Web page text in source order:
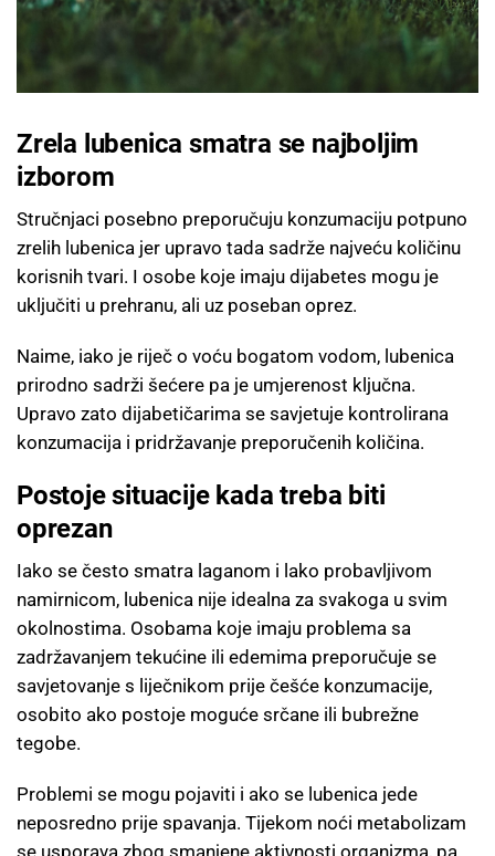
Zrela lubenica smatra se najboljim
izborom
Stručnjaci posebno preporučuju konzumaciju potpuno
zrelih lubenica jer upravo tada sadrže najveću količinu
korisnih tvari. I osobe koje imaju dijabetes mogu je
uključiti u prehranu, ali uz poseban oprez.
Naime, iako je riječ o voću bogatom vodom, lubenica
prirodno sadrži šećere pa je umjerenost ključna.
Upravo zato dijabetičarima se savjetuje kontrolirana
konzumacija i pridržavanje preporučenih količina.
Postoje situacije kada treba biti
oprezan
Iako se često smatra laganom i lako probavljivom
namirnicom, lubenica nije idealna za svakoga u svim
okolnostima. Osobama koje imaju problema sa
zadržavanjem tekućine ili edemima preporučuje se
savjetovanje s liječnikom prije češće konzumacije,
osobito ako postoje moguće srčane ili bubrežne
tegobe.
Problemi se mogu pojaviti i ako se lubenica jede
neposredno prije spavanja. Tijekom noći metabolizam
se usporava zbog smanjene aktivnosti organizma, pa